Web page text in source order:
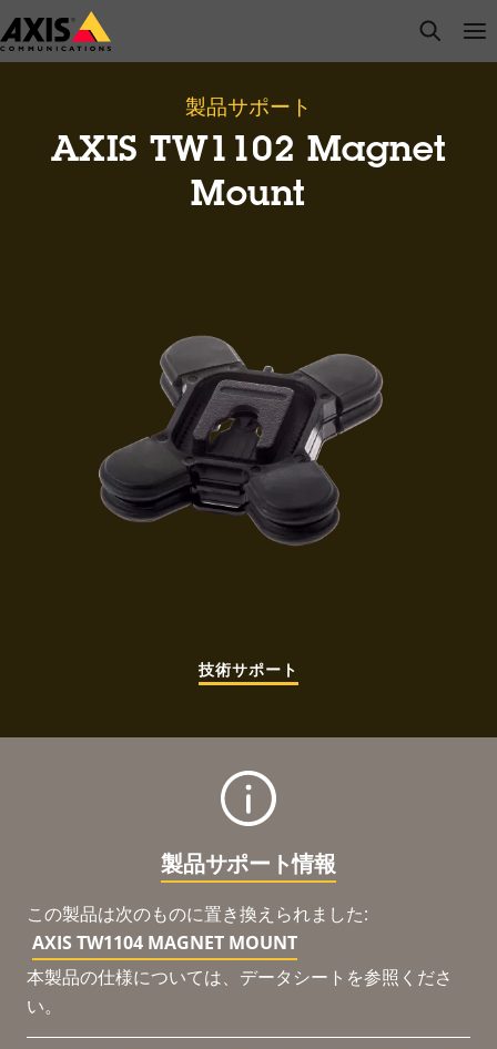
メ
イ
open
製品サポート
AXIS TW1102 Magnet
Mount
技術サポート
製品サポート情報
この製品は次のものに置き換えられました:
AXIS TW1104 MAGNET MOUNT
本製品の仕様については、データシートを参照くださ
い。